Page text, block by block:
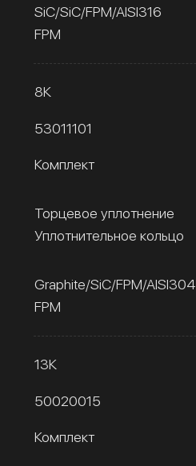
SiC/SiC/FPM/AISI316
FPM
8К
53011101
Комплект
Торцевое уплотнение
Уплотнительное кольцо
Graphite/SiC/FPM/AISI304
FPM
13К
50020015
Комплект